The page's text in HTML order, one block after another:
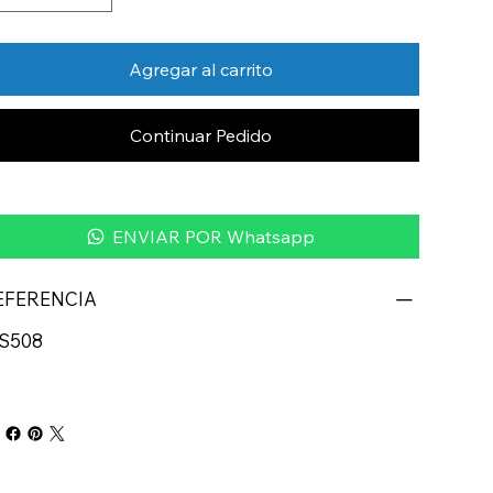
Agregar al carrito
Continuar Pedido
ENVIAR POR Whatsapp